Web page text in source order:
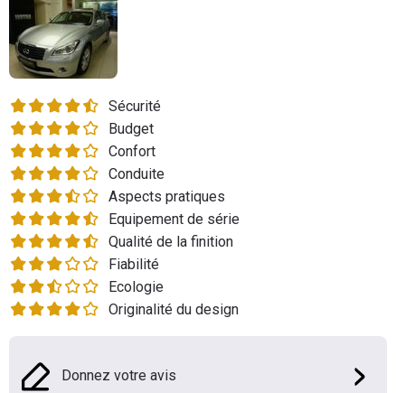
Electriques
Utilitaires
Flottes
Auto
Services
Forum
Moto
Marques
Sécurité
Budget
Confort
Conduite
Aspects pratiques
Equipement de série
Qualité de la finition
Fiabilité
Ecologie
Originalité du design
Donnez votre avis